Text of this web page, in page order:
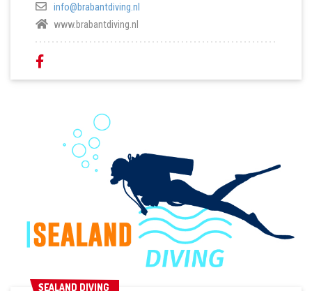
info@brabantdiving.nl
www.brabantdiving.nl
SEALAND DIVING
SEALAND DIVING